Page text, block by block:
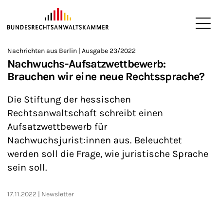
ZUM HAUPTINHALT SPRINGEN
Sie befinden sich hier:
>
Startseite
>
Newsroom
>
Newsletter
>
Nachrichten aus Berlin
Nachrichten aus Berlin | Ausgabe 23/2022
Nachwuchs-Aufsatzwettbewerb:
Brauchen wir eine neue Rechtssprache?
Die Stiftung der hessischen
Rechtsanwaltschaft schreibt einen
Aufsatzwettbewerb für
Nachwuchsjurist:innen aus. Beleuchtet
werden soll die Frage, wie juristische Sprache
sein soll.
17.11.2022 Newsletter